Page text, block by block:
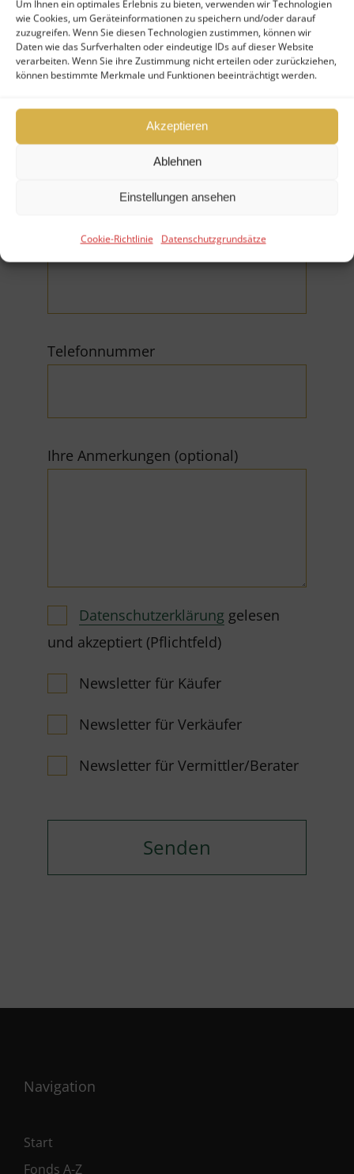
Um Ihnen ein optimales Erlebnis zu bieten, verwenden wir Technologien
wie Cookies, um Geräteinformationen zu speichern und/oder darauf
zuzugreifen. Wenn Sie diesen Technologien zustimmen, können wir
Daten wie das Surfverhalten oder eindeutige IDs auf dieser Website
verarbeiten. Wenn Sie ihre Zustimmung nicht erteilen oder zurückziehen,
können bestimmte Merkmale und Funktionen beeinträchtigt werden.
Akzeptieren
Ablehnen
Einstellungen ansehen
Cookie-Richtlinie Datenschutzgrundsätze
Ihr Nachname (*Pflichtfeld)
Firma
E-Mail (*Pflichtfeld)
Telefonnummer
Ihre Anmerkungen (optional)
Datenschutzerklärung gelesen
und akzeptiert (Pflichtfeld)
Newsletter für Käufer
Newsletter für Verkäufer
Newsletter für Vermittler/Berater
Navigation
Start
Fonds A-Z